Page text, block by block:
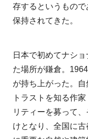
存するというもの
保持されてきた。
日本で初めてナシ
た場所が鎌倉。
が持ち上がった。
トラストを知る作
リティーを募って
けとなり、全国に